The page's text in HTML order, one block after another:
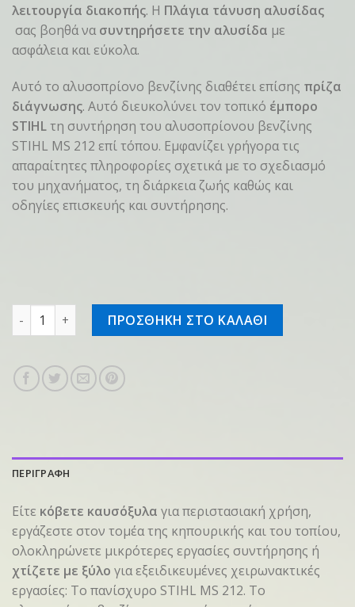
λειτουργία διακοπής. Η Πλάγια τάνυση αλυσίδας
σας βοηθά να συντηρήσετε την αλυσίδα με
ασφάλεια και εύκολα.
Αυτό το αλυσοπρίονο βενζίνης διαθέτει επίσης πρίζα
διάγνωσης. Αυτό διευκολύνει τον τοπικό έμπορο
STIHLτη συντήρηση του αλυσοπρίονου βενζίνης
STIHL MS 212 επί τόπου. Εμφανίζει γρήγορα τις
απαραίτητες πληροφορίες σχετικά με το σχεδιασμό
του μηχανήματος, τη διάρκεια ζωής καθώς και
οδηγίες επισκευής και συντήρησης.
Αλυσοπρίονο βενζινοκίνητο MS 212 45cm ποσότητα
ΠΡΟΣΘΗΚΗ ΣΤΟ ΚΑΛΑΘΙ
ΠΕΡΙΓΡΑΦΗ
Είτε κόβετε καυσόξυλα για περιστασιακή χρήση,
εργάζεστε στον τομέα της κηπουρικής και του τοπίου,
ολοκληρώνετε μικρότερες εργασίες συντήρησης ή
χτίζετε με ξύλο για εξειδικευμένες χειρωνακτικές
εργασίες: Το πανίσχυρο STIHL MS 212. Το